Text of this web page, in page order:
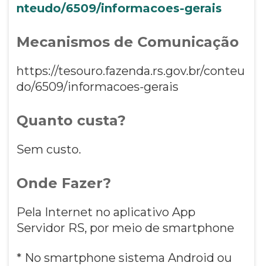
nteudo/6509/informacoes-gerais
Mecanismos de Comunicação
https://tesouro.fazenda.rs.gov.br/conteu
do/6509/informacoes-gerais
Quanto custa?
Sem custo.
Onde Fazer?
Pela Internet no aplicativo App
Servidor RS, por meio de smartphone
* No smartphone sistema Android ou